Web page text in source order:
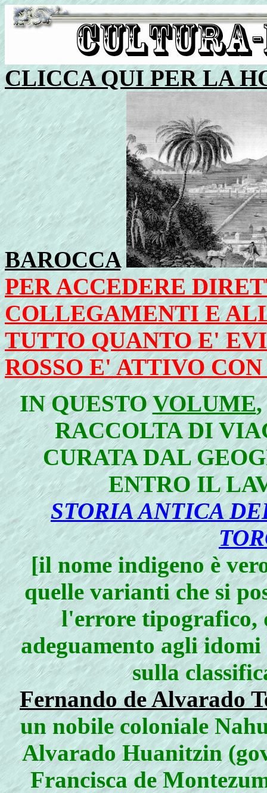
CLICCA QUI PER LA
BAROCCA
PER ACCEDERE
COLLEGAMENTI E
TUTTO QUANTO E'
ROSSO E' ATTIVO
IN QUESTOVOLUME
RACCOLTA DI
CURATA DAL
ENTRO IL
STORIA ANTICA
[il nome indigeno è
quelle varianti che si
l'errore tipografico,
adeguamento agli
sulla
Fernando de Alvarado
un nobile coloniale
Alvarado Huanitzin
Francisca de